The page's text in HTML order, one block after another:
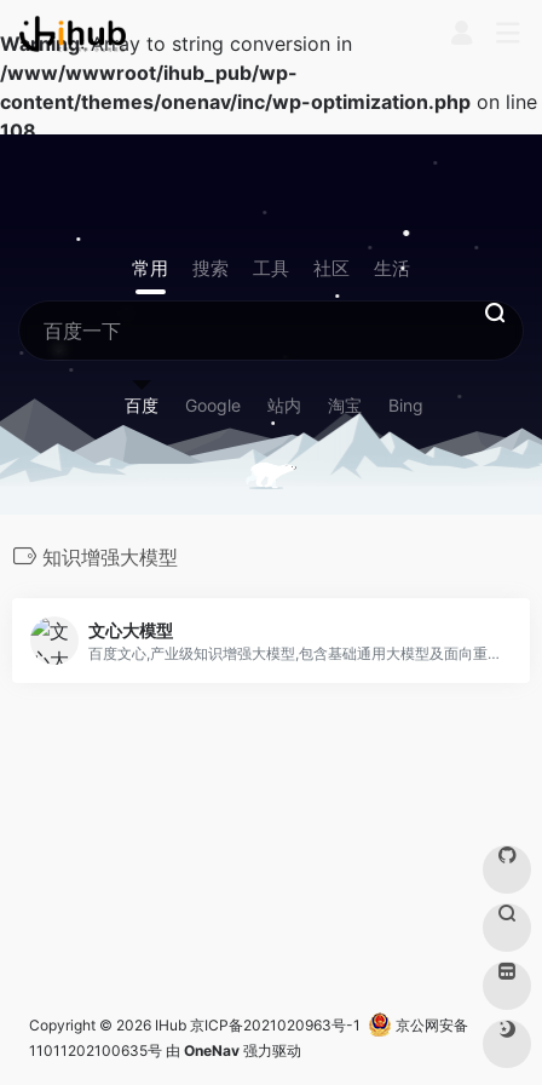
Warning: Array to string conversion in
/www/wwwroot/ihub_pub/wp-
content/themes/onenav/inc/wp-optimization.php on line
108
常用 搜索 工具 社区 生活
百度 Google 站内 淘宝 Bing
知识增强大模型
文心大模型
百度文心,产业级知识增强大模型,包含基础通用大模型及面向重点领域和重点任务的大模型,同时有丰富的工具与平台支撑高效便捷的应用开发,学习效率高,可解释性好,大幅降低AI开发与应用门槛.
Copyright © 2026 IHub 京ICP备2021020963号-1
京公网安备
11011202100635号 由 OneNav 强力驱动